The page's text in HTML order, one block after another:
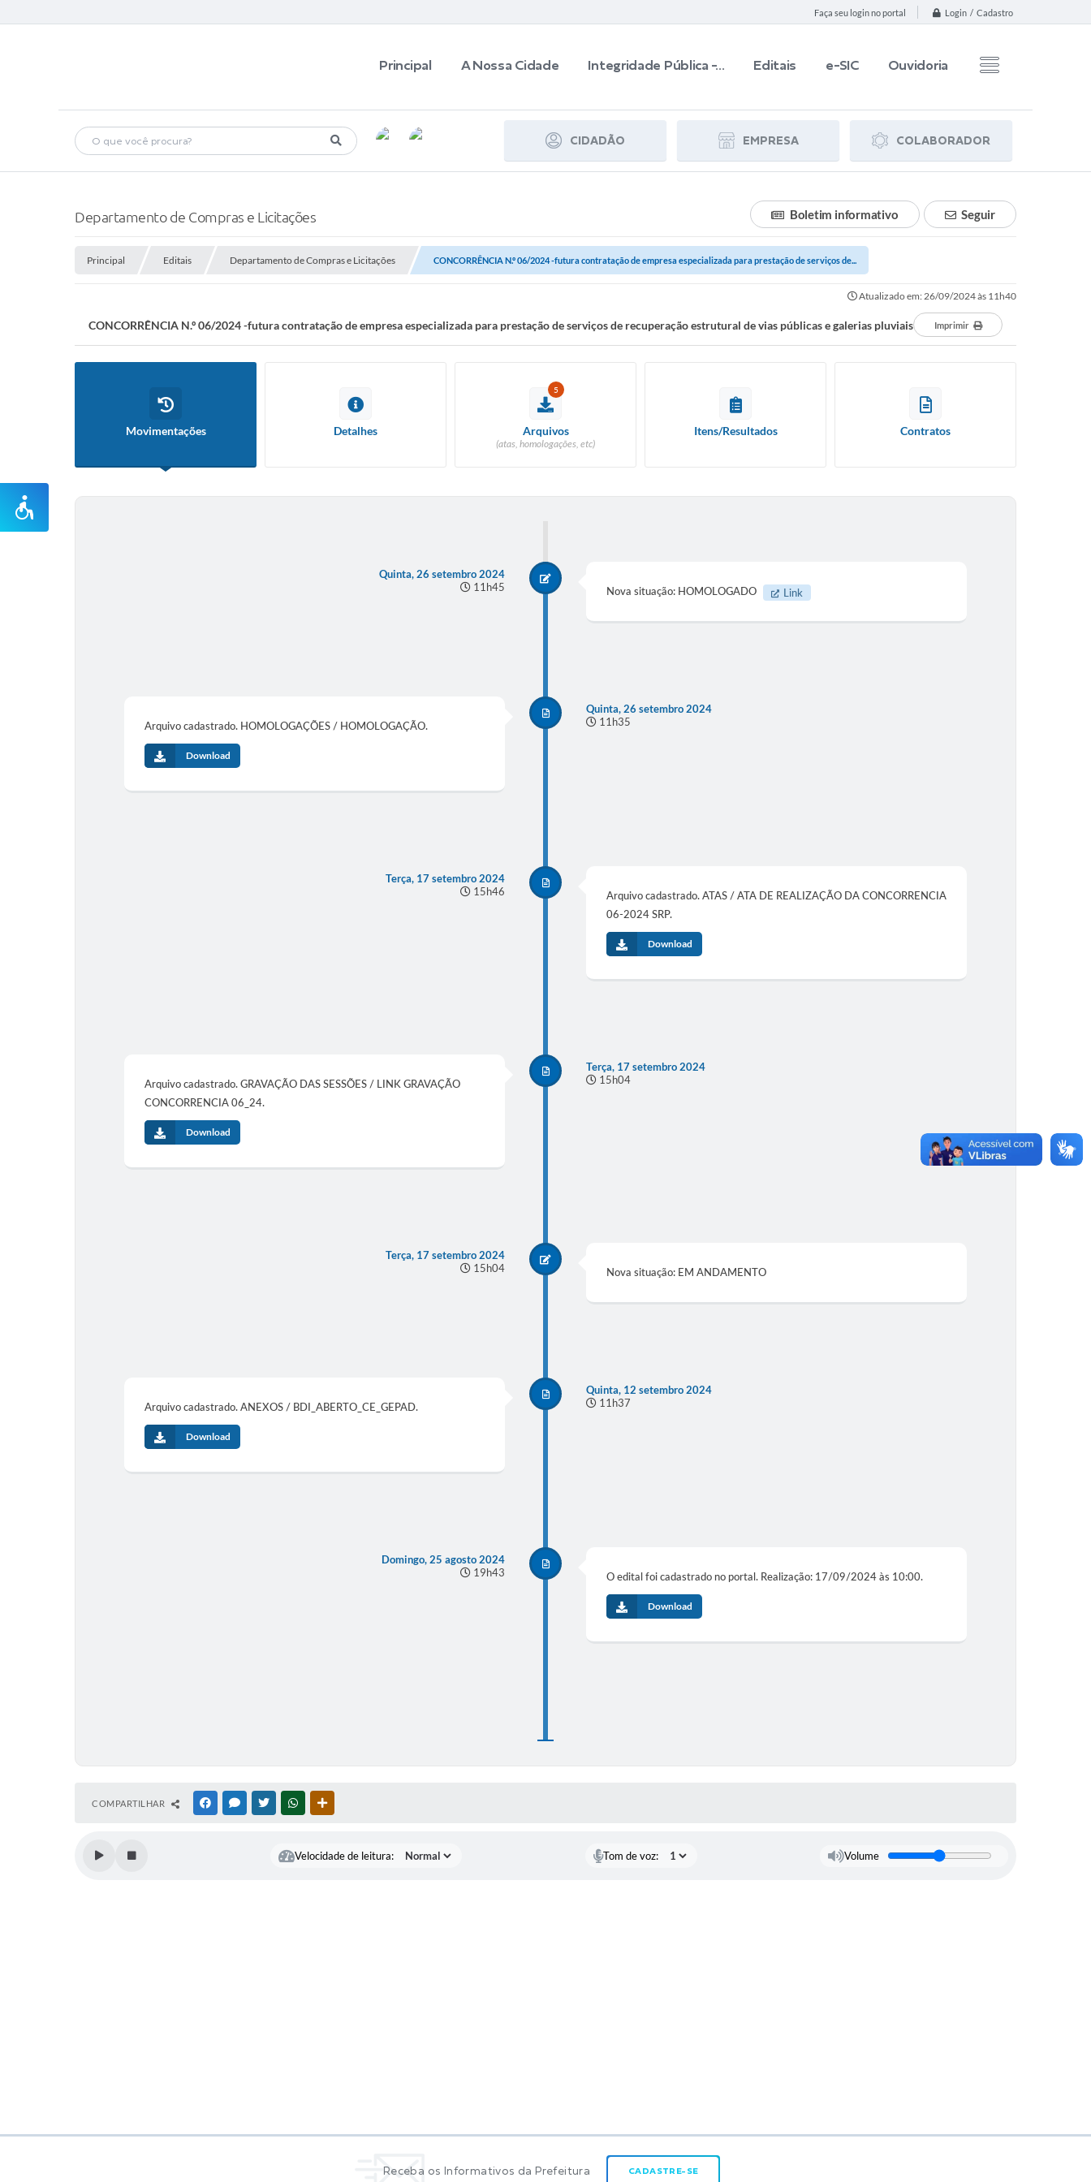
Faça seu login no portal Login / Cadastro
Principal A Nossa Cidade Integridade Pública -... Editais e-SIC Ouvidoria
CIDADÃO EMPRESA COLABORADOR
Departamento de Compras e Licitações Seguir
Boletim informativo
Principal Editais Departamento de Compras e Licitações CONCORRÊNCIA N.º 06/2024 -futura contratação de empresa especializada para prestação de serviços de...
Atualizado em: 26/09/2024 às 11h40
CONCORRÊNCIA N.º 06/2024 -futura contratação de empresa especializada para prestação de serviços de recuperação estrutural de vias públicas e galerias pluviais Imprimir
Movimentações Detalhes
5
Arquivos
(atas, homologações, etc)
Itens/Resultados Contratos
Quinta, 26 setembro 2024
11h45
Nova situação: HOMOLOGADO Link
Quinta, 26 setembro 2024
11h35
Arquivo cadastrado. HOMOLOGAÇÕES / HOMOLOGAÇÃO.
Download
Terça, 17 setembro 2024
15h46
Arquivo cadastrado. ATAS / ATA DE REALIZAÇÃO DA CONCORRENCIA
06-2024 SRP.
Download
Terça, 17 setembro 2024
15h04
Arquivo cadastrado. GRAVAÇÃO DAS SESSÕES / LINK GRAVAÇÃO
CONCORRENCIA 06_24.
Download
Terça, 17 setembro 2024
15h04
Nova situação: EM ANDAMENTO
Quinta, 12 setembro 2024
11h37
Arquivo cadastrado. ANEXOS / BDI_ABERTO_CE_GEPAD.
Download
Domingo, 25 agosto 2024
19h43
O edital foi cadastrado no portal. Realização: 17/09/2024 às 10:00.
Download
COMPARTILHAR FACEBOOKMESSENGER
TWITTERWHATSAPP
Velocidade de leitura: Tom de voz: Volume
Receba os Informativos da Prefeitura CADASTRE-SE